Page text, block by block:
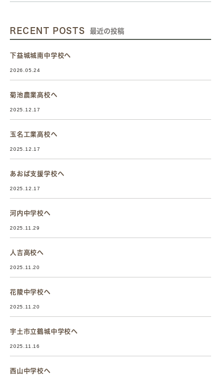
RECENT POSTS 最近の投稿
下益城城南中学校へ
2026.05.24
菊池農業高校へ
2025.12.17
玉名工業高校へ
2025.12.17
あおば支援学校へ
2025.12.17
河内中学校へ
2025.11.29
人吉高校へ
2025.11.20
花陵中学校へ
2025.11.20
宇土市立鶴城中学校へ
2025.11.16
西山中学校へ